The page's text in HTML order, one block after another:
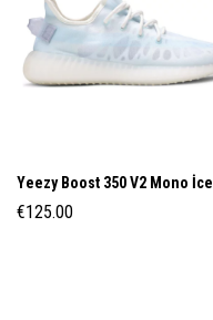
Yeezy Boost 350 V2 Mono İce
€125.00